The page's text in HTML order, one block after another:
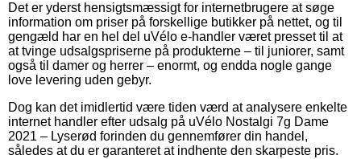
Det er yderst hensigtsmæssigt for internetbrugere at søge
information om priser på forskellige butikker på nettet, og til
gengæld har en hel del uVélo e-handler været presset til at
at tvinge udsalgspriserne på produkterne – til juniorer, samt
også til damer og herrer – enormt, og endda nogle gange
love levering uden gebyr.
Dog kan det imidlertid være tiden værd at analysere enkelte
internet handler efter udsalg på uVélo Nostalgi 7g Dame
2021 – Lyserød forinden du gennemfører din handel,
således at du er garanteret at indhente den skarpeste pris.